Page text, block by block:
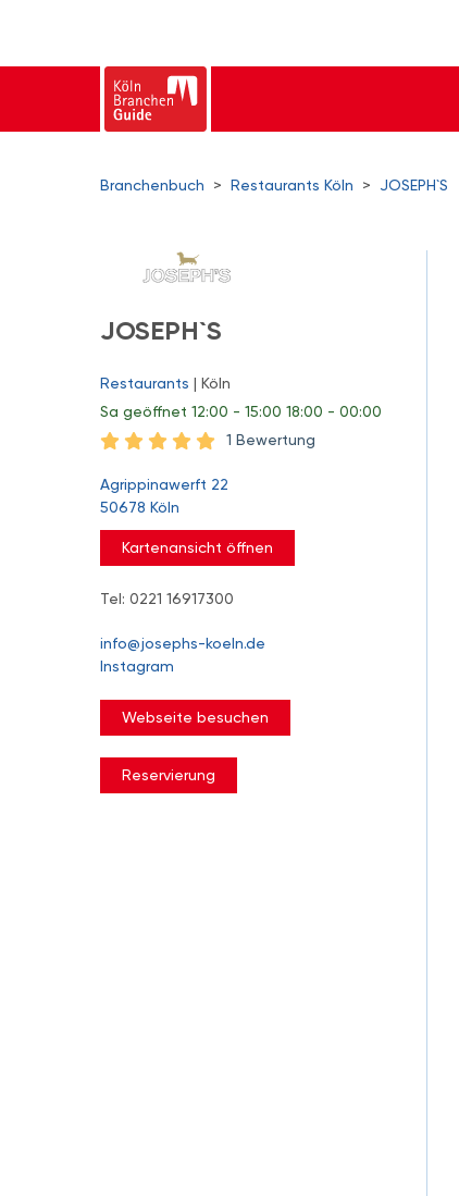
Branchenbuch > Restaurants Köln > JOSEPH`S
JOSEPH`S
Restaurants | Köln
Sa geöffnet 12:00 - 15:00 18:00 - 00:00
1 Bewertung
Agrippinawerft 22
50678 Köln
Kartenansicht öffnen
Tel: 0221 16917300
info@josephs-koeln.de
Instagram
Webseite besuchen
Reservierung